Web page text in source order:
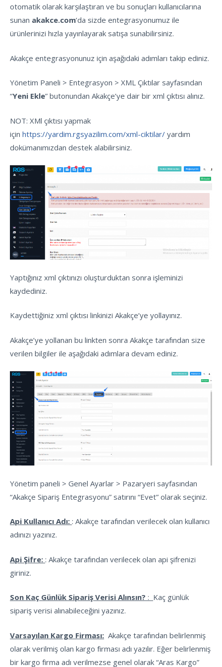
otomatik olarak karşılaştıran ve bu sonuçları kullanıcılarına
sunan akakce.com’da sizde entegrasyonumuz ile
ürünlerinizi hızla yayınlayarak satışa sunabilirsiniz.
Akakçe entegrasyonunuz için aşağıdaki adımları takip ediniz.
Yönetim Paneli > Entegrasyon > XML Çıktılar sayfasından
“Yeni Ekle” butonundan Akakçe’ye dair bir xml çıktısı alınız.
NOT: XMl çıktısı yapmak
için https://yardim.rgsyazilim.com/xml-ciktilar/ yardım
dokümanımızdan destek alabilirsiniz.
Yaptığınız xml çıktınızı oluşturduktan sonra işleminizi
kaydediniz.
Kaydettiğiniz xml çıktısı linkinizi Akakçe’ye yollayınız.
Akakçe’ye yollanan bu linkten sonra Akakçe tarafından size
verilen bilgiler ile aşağıdaki adımlara devam ediniz.
Yönetim paneli > Genel Ayarlar > Pazaryeri sayfasından
“Akakçe Sipariş Entegrasyonu” satırını “Evet” olarak seçiniz.
Api Kullanıcı Adı: : Akakçe tarafından verilecek olan kullanıcı
adınızı yazınız.
Api Şifre: : Akakçe tarafından verilecek olan api şifrenizi
giriniz.
Son Kaç Günlük Sipariş Verisi Alınsın? : Kaç günlük
sipariş verisi alınabileceğini yazınız.
Varsayılan Kargo Firması: Akakçe tarafından belirlenmiş
olarak verilmiş olan kargo firması adı yazılır. Eğer belirlenmiş
bir kargo firma adı verilmezse genel olarak “Aras Kargo”